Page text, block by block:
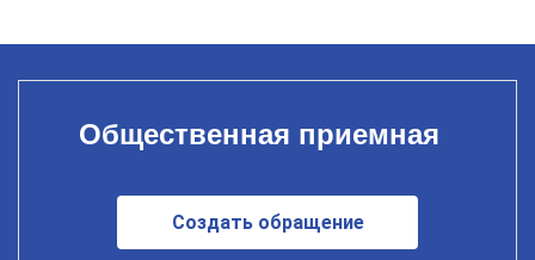
Общественная приемная
Создать обращение